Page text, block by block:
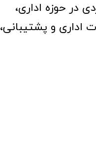
در حوزه اداری،
اداری و پشتیبانی،